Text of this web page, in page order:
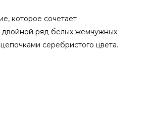
которое сочетает
двойной ряд белых жемчужных
серебристого цвета.